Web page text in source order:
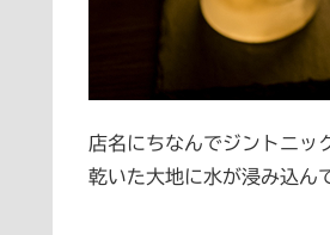
店名にちなんでジントニッ
乾いた大地に水が浸み込ん